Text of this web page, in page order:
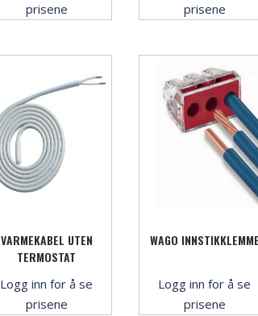
prisene
prisene
VARMEKABEL UTEN
TERMOSTAT
Logg inn for å se
prisene
WAGO
Logg inn for å se
prisene